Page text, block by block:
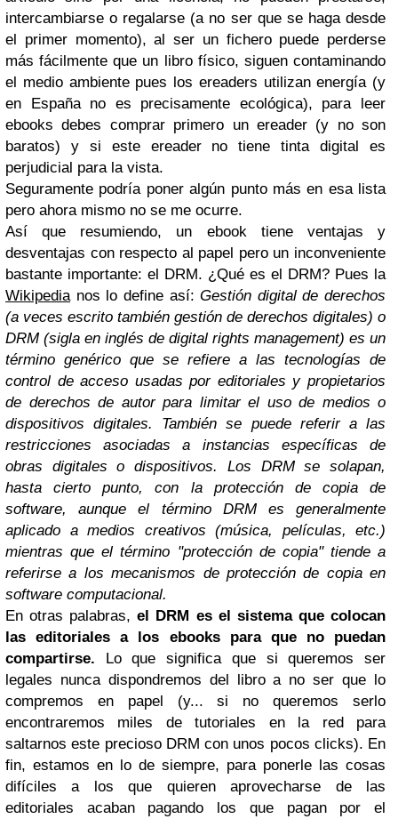
intercambiarse o regalarse (a no ser que se haga desde
el primer momento), al ser un fichero puede perderse
más fácilmente que un libro físico, siguen contaminando
el medio ambiente pues los ereaders utilizan energía (y
en España no es precisamente ecológica), para leer
ebooks debes comprar primero un ereader (y no son
baratos) y si este ereader no tiene tinta digital es
perjudicial para la vista.
Seguramente podría poner algún punto más en esa lista
pero ahora mismo no se me ocurre.
Así que resumiendo, un ebook tiene ventajas y
desventajas con respecto al papel pero un inconveniente
bastante importante: el DRM. ¿Qué es el DRM? Pues la
Wikipedianos lo define así:Gestión digital de derechos
(a veces escrito también gestión de derechos digitales) o
DRM (sigla en inglés de digital rights management) es un
término genérico que se refiere a las tecnologías de
control de acceso usadas por editoriales y propietarios
de derechos de autor para limitar el uso de medios o
dispositivos digitales. También se puede referir a las
restricciones asociadas a instancias específicas de
obras digitales o dispositivos. Los DRM se solapan,
hasta cierto punto, con la protección de copia de
software, aunque el término DRM es generalmente
aplicado a medios creativos (música, películas, etc.)
mientras que el término "protección de copia" tiende a
referirse a los mecanismos de protección de copia en
software computacional.
En otras palabras,el DRM es el sistema que colocan
las editoriales a los ebooks para que no puedan
compartirse. Lo que significa que si queremos ser
legales nunca dispondremos del libro a no ser que lo
compremos en papel (y... si no queremos serlo
encontraremos miles de tutoriales en la red para
saltarnos este precioso DRM con unos pocos clicks). En
fin, estamos en lo de siempre, para ponerle las cosas
difíciles a los que quieren aprovecharse de las
editoriales acaban pagando los que pagan por el